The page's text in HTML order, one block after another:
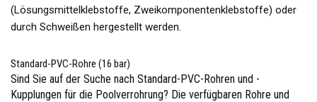
(Lösungsmittelklebstoffe, Zweikomponentenklebstoffe) oder
durch Schweißen hergestellt werden.
Standard-PVC-Rohre (16 bar)
Sind Sie auf der Suche nach Standard-PVC-Rohren und -
Kupplungen für die Poolverrohrung? Die verfügbaren Rohre und